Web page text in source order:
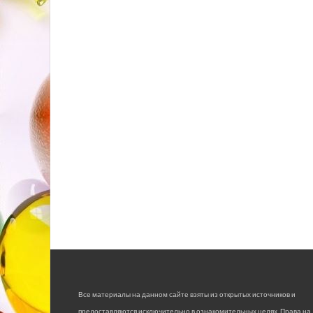
Все материалы на данном сайте взяты из открытых источников и
предоставляются исключительно в ознакомительных целях. Права на